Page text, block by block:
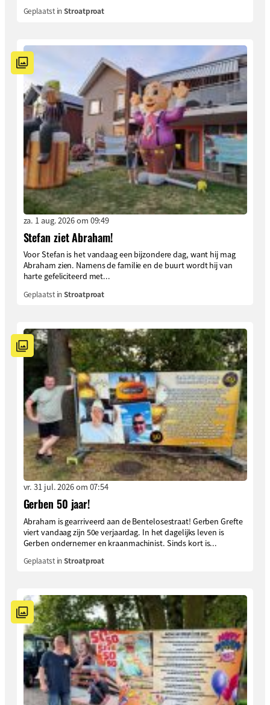
Geplaatst inStroatproat
za. 1 aug. 2026 om 09:49
Stefan ziet Abraham!
Voor Stefan is het vandaag een bijzondere dag, want hij mag
Abraham zien. Namens de familie en de buurt wordt hij van
harte gefeliciteerd met...
Geplaatst inStroatproat
vr. 31 jul. 2026 om 07:54
Gerben 50 jaar!
Abraham is gearriveerd aan de Bentelosestraat! Gerben Grefte
viert vandaag zijn 50e verjaardag. In het dagelijks leven is
Gerben ondernemer en kraanmachinist. Sinds kort is...
Geplaatst inStroatproat